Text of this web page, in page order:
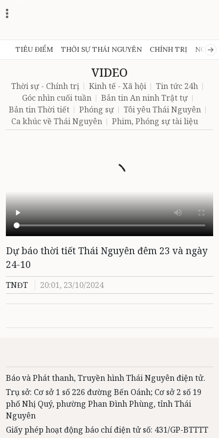
TIÊU ĐIỂM THỜI SỰ THÁI NGUYÊN CHÍNH TRỊ NGHỊ
VIDEO
Thời sự - Chính trị Kinh tế - Xã hội
Tin tức 24h
Góc nhìn cuối tuần
Bản tin An ninh Trật tự
Bản tin Thời tiết
Phóng sự
Tôi yêu Thái Nguyên
Ca khúc về Thái Nguyên
Phim, Phóng sự tài liệu
Dự báo thời tiết Thái Nguyên đêm 23 và ngày
24-10
TNĐT 20:01, 23/10/2024
Báo và Phát thanh, Truyền hình Thái Nguyên điện tử.
Trụ sở: Cơ sở 1 số 226 đường Bến Oánh; Cơ sở 2 số 19
phố Nhị Quý, phường Phan Đình Phùng, tỉnh Thái
Nguyên
Giấy phép hoạt động báo chí điện tử số: 431/GP-BTTTT